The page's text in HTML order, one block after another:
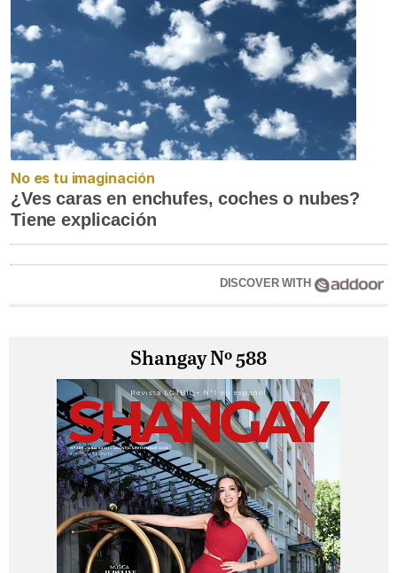
No es tu imaginación
¿Ves caras en enchufes, coches o nubes?
Tiene explicación
DISCOVER WITH
Shangay Nº 588